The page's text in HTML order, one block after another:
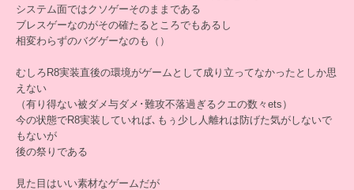
システム面ではクソゲーそのままである
ブレスゲーなのがその確たるところでもあるし
相変わらずのバグゲーなのも（）
むしろR8実装直後の環境がゲームとして成り立ってなかったとしか思
えない
（有り得ない被ダメ与ダメ･難攻不落過ぎるクエの数々ets）
今の状態でR8実装していれば､もぅ少し人離れは防げた気がしないで
もないが
後の祭りである
見た目はいい素材なゲームだが